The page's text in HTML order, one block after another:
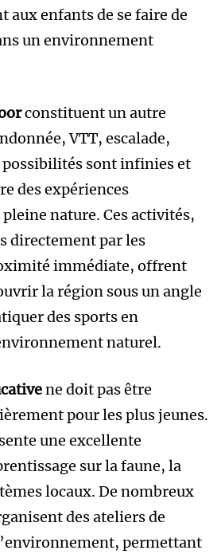
aux enfants de se faire de
un environnement
constituent un autre
VTT, escalade,
sont infinies et
des expériences
nature. Ces activités,
directement par les
immédiate, offrent
la région sous un angle
des sports en
naturel.
ne doit pas être
pour les plus jeunes.
une excellente
sur la faune, la
locaux. De nombreux
des ateliers de
permettant